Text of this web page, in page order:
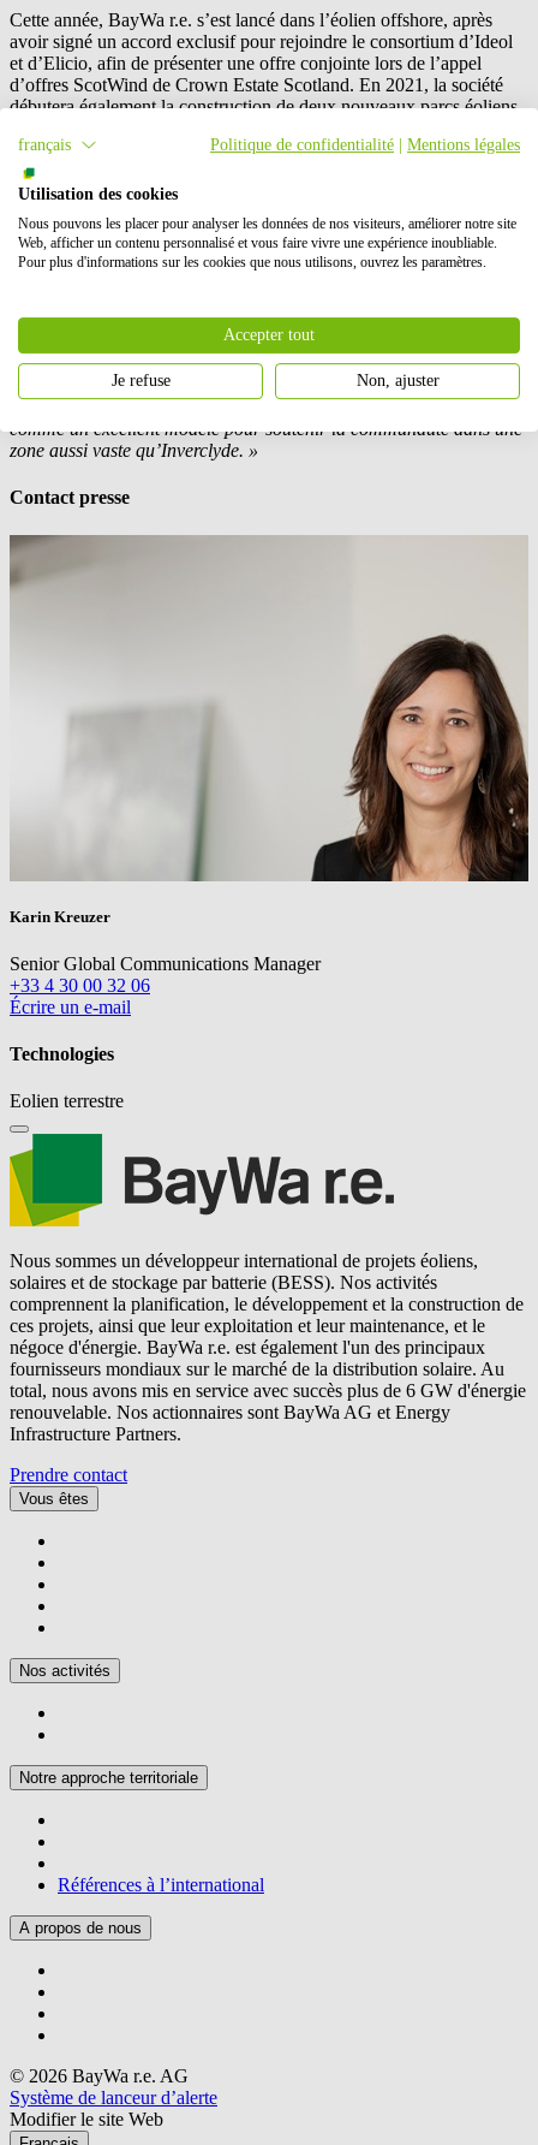
Cette année, BayWa r.e. s’est lancé dans l’éolien offshore, après
avoir signé un accord exclusif pour rejoindre le consortium d’Ideol
et d’Elicio, afin de présenter une offre conjointe lors de l’appel
d’offres ScotWind de Crown Estate Scotland. En 2021, la société
débutera également la construction de deux nouveaux parcs éoliens
Borders.Dans le cadre de ce projet,BayWa r.e.s’est engagé à
apporter un soutien continu aux communautés locales d'Inverclyde.
chezBayWa r.e.au Royaume-Uni, explique :« La transition vers
les énergies renouvelables va au-delà de la simple production
d'électricité verte. Il y a aussi toute une transition socio-économique
conclu un accord à long terme pour aider au développement de la
communauté (Community Benefit Agreement) avec « Inverclyde
Community Fund » (ICF). ICF est une organisation caritative dont
l’objectif est de soutenir le secteur bénévole et communautaire
comme un excellent modèle pour soutenir la communauté dans une
zone aussi vaste qu’Inverclyde. »
Contact presse
Karin Kreuzer
Senior Global Communications Manager
+33 4 30 00 32 06
Écrire un e-mail
Technologies
Eolien terrestre
Nous sommes un développeur international de projets éoliens,
solaires et de stockage par batterie (BESS). Nos activités
comprennent la planification, le développement et la construction de
ces projets, ainsi que leur exploitation et leur maintenance, et le
négoce d'énergie. BayWa r.e. est également l'un des principaux
fournisseurs mondiaux sur le marché de la distribution solaire. Au
total, nous avons mis en service avec succès plus de 6 GW d'énergie
renouvelable. Nos actionnaires sont BayWa AG et Energy
Infrastructure Partners.
Prendre contact
Vous êtes
Nos activités
Notre approche territoriale
Références à l’international
A propos de nous
© 2026 BayWa r.e. AG
Système de lanceur d’alerte
Modifier le site Web
français Politique de confidentialité Mentions légales
Utilisation des cookies
Nous pouvons les placer pour analyser les données de nos visiteurs, améliorer notre site
Web, afficher un contenu personnalisé et vous faire vivre une expérience inoubliable.
Pour plus d'informations sur les cookies que nous utilisons, ouvrez les paramètres.
Accepter tout
Je refuse Non, ajuster